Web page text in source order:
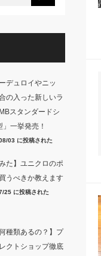
デュロイやニッ
の入った新しいラ
スタンダードシ
一挙発売！
03 に投稿された
た】ユニクロのポ
うべきか教えます
25 に投稿された
種類あるの？】プ
クトショップ徹底